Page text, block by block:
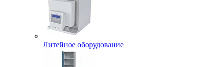
Литейное оборудование